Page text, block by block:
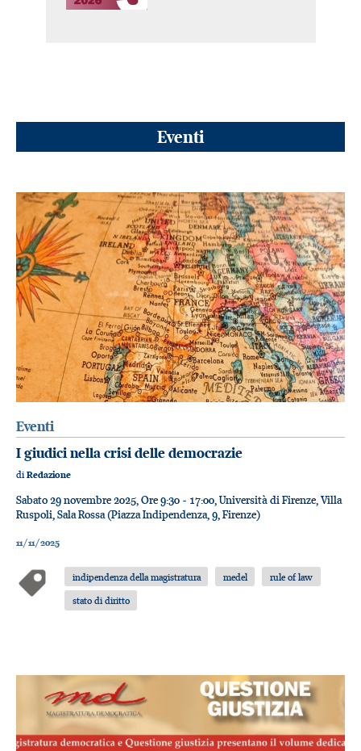
Eventi
Eventi
I giudici nella crisi delle democrazie
diRedazione
Sabato 29 novembre 2025, Ore 9:30 - 17:00, Università di Firenze, Villa
Ruspoli, Sala Rossa (Piazza Indipendenza, 9, Firenze)
11/11/2025
indipendenza della magistratura medel
rule of law
stato di diritto